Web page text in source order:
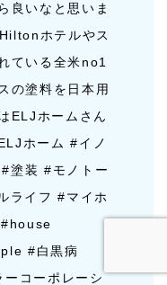
良いなと思いま
ホテルやス
ている全米no1
の塗料を日本用
ELJホームさん
ホーム #イノ
塗装 #モノトー
ライフ #マイホ
#白黒病
コーポレーシ